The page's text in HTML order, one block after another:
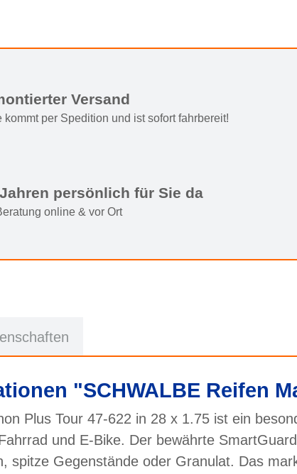
Versand
kommt per Spedition und ist sofort fahrbereit!
persönlich für Sie da
online & vor Ort
"SCHWALBE Reifen
Plus Tour 47-622 in 28 x 1.75 ist ein
und E-Bike. Der bewährte
spitze Gegenstände oder Granulat. Das